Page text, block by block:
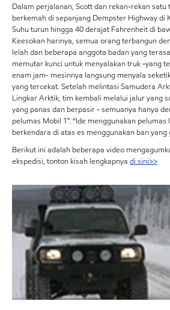
Dalam perjalanan, Scott dan rekan-rekan satu
berkemah di sepanjang Dempster Highway di
Suhu turun hingga 40 derajat Fahrenheit di
Keesokan harinya, semua orang terbangun
lelah dan beberapa anggota badan yang
memutar kunci untuk menyalakan truk -yang
enam jam- mesinnya langsung menyala
yang tercekat. Setelah melintasi Samudera
Lingkar Arktik, tim kembali melalui jalur yang
yang panas dan berpasir - semuanya hanya
pelumas Mobil 1™. “Ide menggunakan
berkendara di atas es menggunakan ban yang
Berikut ini adalah beberapa video
ekspedisi, tonton kisah lengkapnya di sini>>